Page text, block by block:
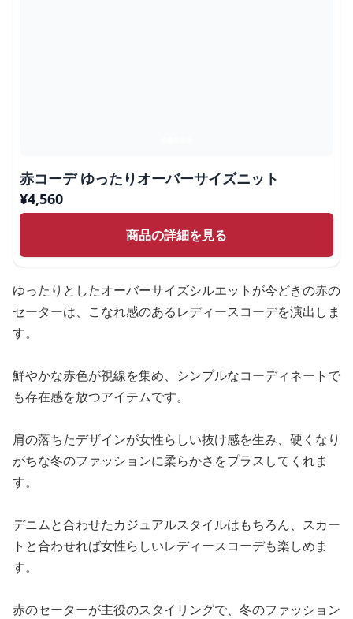
赤コーデ ゆったりオーバーサイズニット
¥4,560
商品の詳細を見る
ゆったりとしたオーバーサイズシルエットが今どきの赤の
セーターは、こなれ感のあるレディースコーデを演出しま
す。
鮮やかな赤色が視線を集め、シンプルなコーディネートで
も存在感を放つアイテムです。
肩の落ちたデザインが女性らしい抜け感を生み、硬くなり
がちな冬のファッションに柔らかさをプラスしてくれま
す。
デニムと合わせたカジュアルスタイルはもちろん、スカー
トと合わせれば女性らしいレディースコーデも楽しめま
す。
赤のセーターが主役のスタイリングで、冬のファッション